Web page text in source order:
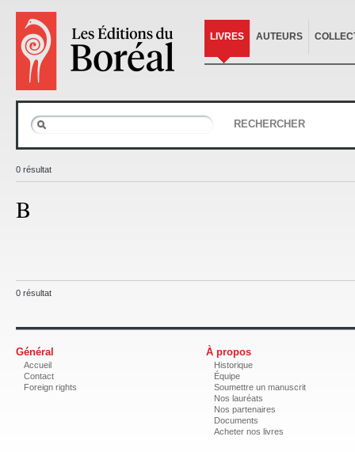
LIVRES AUTEURS
RECHERCHER
0 résultat
B
0 résultat
Général
Accueil
Contact
Foreign rights
À propos
Historique
Équipe
Soumettre un manuscrit
Nos lauréats
Nos partenaires
Documents
Acheter nos livres